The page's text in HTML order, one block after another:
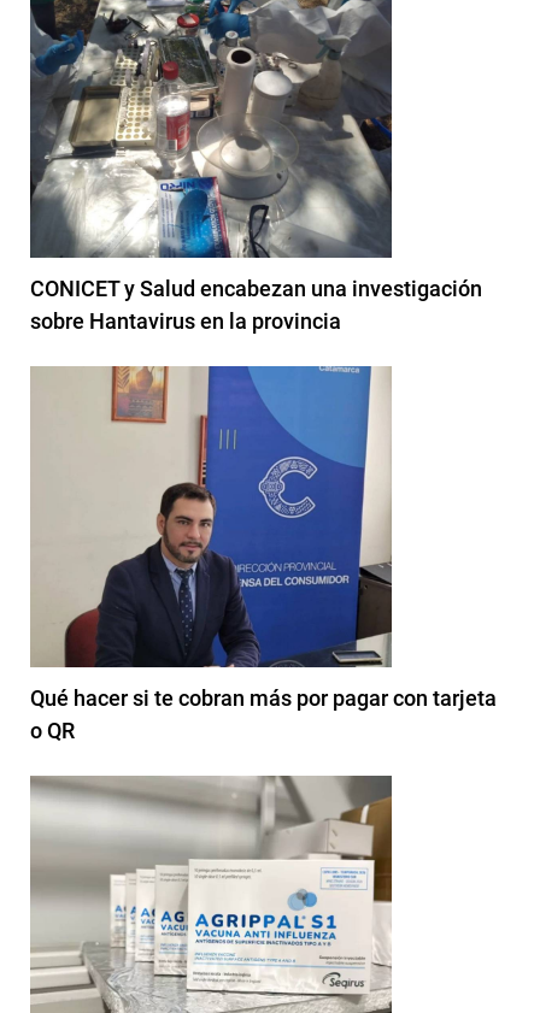
CONICET y Salud encabezan una investigación
sobre Hantavirus en la provincia
Qué hacer si te cobran más por pagar con tarjeta
o QR